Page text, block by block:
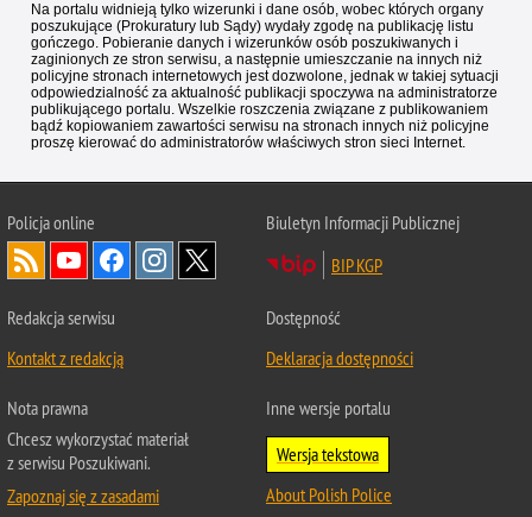
Na portalu widnieją tylko wizerunki i dane osób, wobec których organy
poszukujące (Prokuratury lub Sądy) wydały zgodę na publikację listu
gończego. Pobieranie danych i wizerunków osób poszukiwanych i
zaginionych ze stron serwisu, a następnie umieszczanie na innych niż
policyjne stronach internetowych jest dozwolone, jednak w takiej sytuacji
odpowiedzialność za aktualność publikacji spoczywa na administratorze
publikującego portalu. Wszelkie roszczenia związane z publikowaniem
bądź kopiowaniem zawartości serwisu na stronach innych niż policyjne
proszę kierować do administratorów właściwych stron sieci Internet.
Policjaonline
Biuletyn Informacji Publicznej
BIP KGP
Redakcja serwisu
Kontakt z redakcją
Dostępność
Deklaracja dostępności
Nota prawna
Chcesz wykorzystać materiał
z serwisu Poszukiwani.
Zapoznaj się z zasadami
Inne wersje portalu
Wersja tekstowa
About Polish Police